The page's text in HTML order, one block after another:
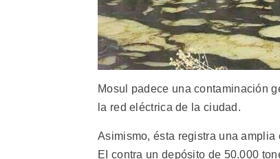
Mosul padece una contaminación
la red eléctrica de la ciudad.
Asimismo, ésta registra una
EI contra un depósito de 50.000